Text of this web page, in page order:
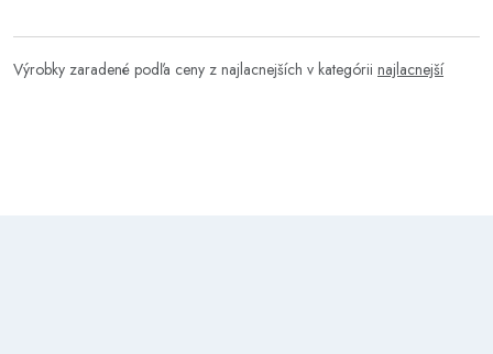
Výrobky zaradené podľa ceny z najlacnejších v kategórii najlacnejší